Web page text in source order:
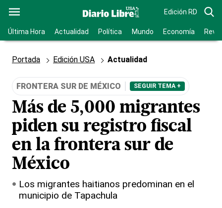
Edición RD
Última Hora Actualidad Política Mundo Economía
Portada Edición USA Actualidad
FRONTERA SUR DE MÉXICO SEGUIR TEMA +
Más de 5,000 migrantes
piden su registro fiscal
en la frontera sur de
México
Los migrantes haitianos predominan en el
municipio de Tapachula